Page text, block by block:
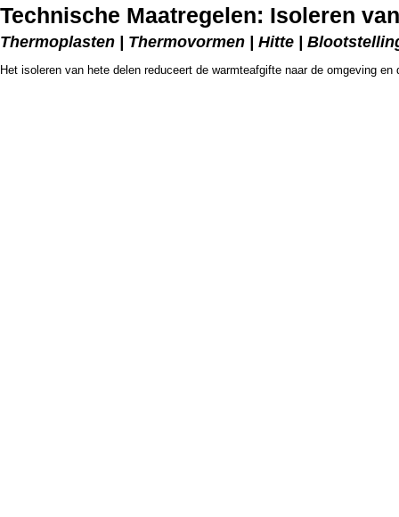
Technische Maatregelen: Isoleren
Thermoplasten | Thermovormen | Hitte |
Het isoleren van hete delen reduceert de warmteafgifte naar de omgeving